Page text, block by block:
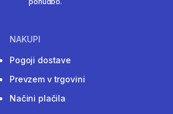
NAKUPI
Pogoji dostave
Prevzem v trgovini
Načini plačila